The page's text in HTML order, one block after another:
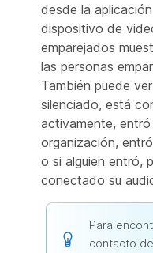
desde la
dispositivo de
emparejados
las personas
También puede
silenciado, está
activamente,
organización,
o si alguien entró,
conectado su
Para
contacto